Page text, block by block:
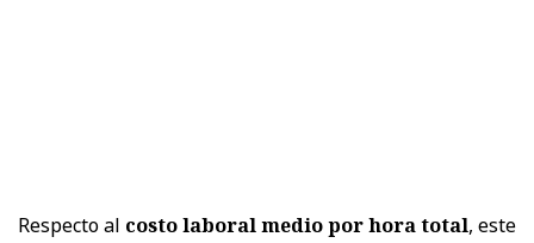
Respecto al costo laboral medio por hora total, este